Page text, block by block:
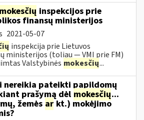
mokesčių inspekcijos prie
finansų ministerijos
2021-05-07
inspekcija prie Lietuvos
ministerijos (toliau — VMI prie FM)
Valstybinės mokesčių...
nereikia pateikti papildomų
prašymą dėl mokesčių...
žemės ar kt.) mokėjimo